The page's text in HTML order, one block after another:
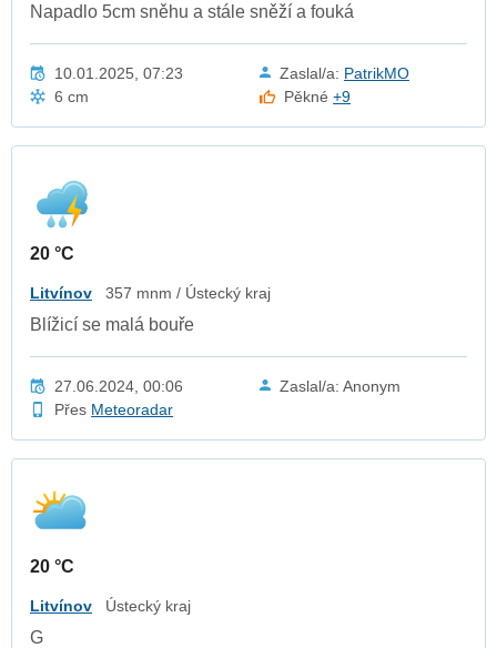
Napadlo 5cm sněhu a stále sněží a fouká
10.01.2025, 07:23 Zaslal/a: PatrikMO
6 cm
Pěkné+9
20 °C
Litvínov 357 mnm / Ústecký kraj
Blížicí se malá bouře
27.06.2024, 00:06
Zaslal/a: Anonym
Přes Meteoradar
20 °C
Litvínov Ústecký kraj
G